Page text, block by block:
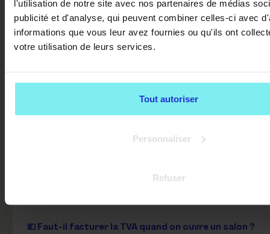
l'utilisation de notre site avec nos partenaires de médias
publicité et d'analyse, qui peuvent combiner celles-ci avec
informations que vous leur avez fournies ou qu'ils ont
votre utilisation de leurs services.
Tout autoriser
Personnaliser
Refuser
TOILETTAGE
🚒 Quelles normes de sécurité pour un salon de
🏠 Peut-on ouvrir un salon de toilettage chez soi ?
💶 Faut-il facturer la TVA quand on ouvre un salon ?